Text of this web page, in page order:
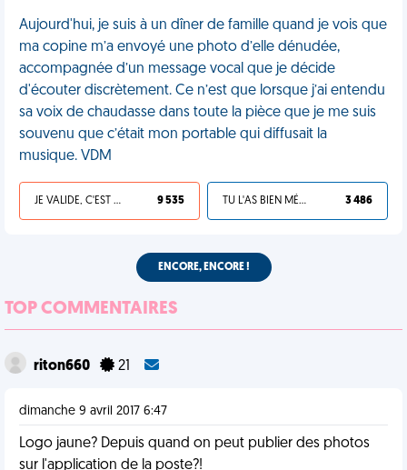
Aujourd'hui, je suis à un dîner de famille quand je vois que
ma copine m’a envoyé une photo d’elle dénudée,
accompagnée d’un message vocal que je décide
d'écouter discrètement. Ce n’est que lorsque j’ai entendu
sa voix de chaudasse dans toute la pièce que je me suis
souvenu que c’était mon portable qui diffusait la
musique. VDM
JE VALIDE, C'EST UNE VDM 9 535 TU L'AS BIEN MÉRITÉ 3 486
ENCORE, ENCORE !
TOP COMMENTAIRES
riton660 21
dimanche 9 avril 2017 6:47
Logo jaune? Depuis quand on peut publier des photos
sur l'application de la poste?!